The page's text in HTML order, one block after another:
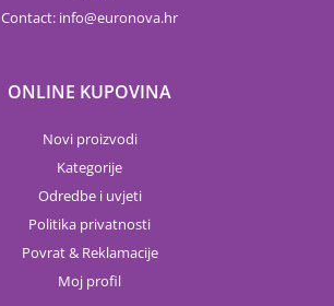
Contact: info euronova.hr
ONLINE KUPOVINA
Novi proizvodi
Kategorije
Odredbe i uvjeti
Politika privatnosti
Povrat & Reklamacije
Moj profil